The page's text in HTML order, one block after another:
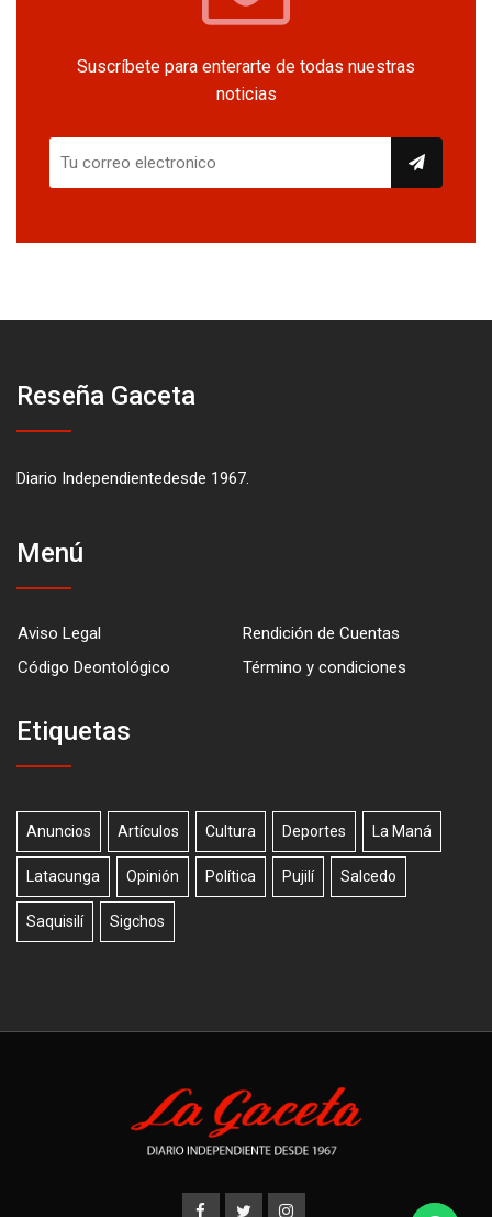
Suscríbete para enterarte de todas nuestras
noticias
Reseña Gaceta
Diario Independientedesde 1967.
Menú
Aviso Legal
Rendición de Cuentas
Código Deontológico
Término y condiciones
Etiquetas
Anuncios Artículos Cultura Deportes La Maná
Latacunga Opinión Política Pujilí Salcedo
Saquisilí Sigchos